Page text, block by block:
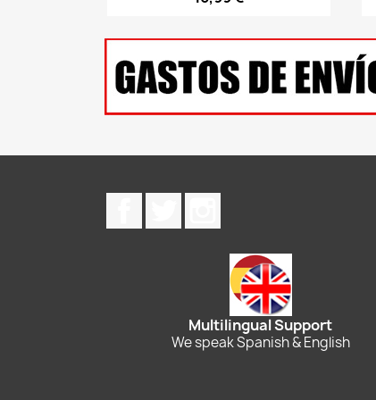
Multilingual Support
We speak Spanish & English